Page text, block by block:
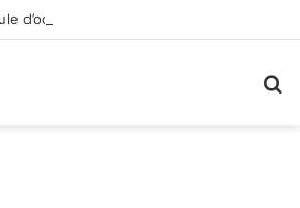
d’occasion en plein essor